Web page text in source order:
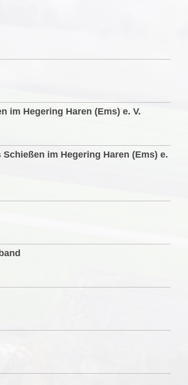
im Hegering Haren (Ems) e. V.
im Hegering Haren (Ems) e.